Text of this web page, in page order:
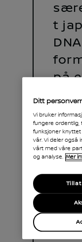
t
på
og
Ditt
Vi bruker
fungere ordentlig,
funksjoner knyttet
vår. Vi deler også
vårt med våre
og analyse. Mer
Tillat